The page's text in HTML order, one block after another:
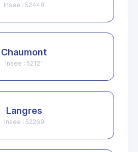
Insee : 52448
Chaumont
Insee : 52121
Langres
Insee : 52269